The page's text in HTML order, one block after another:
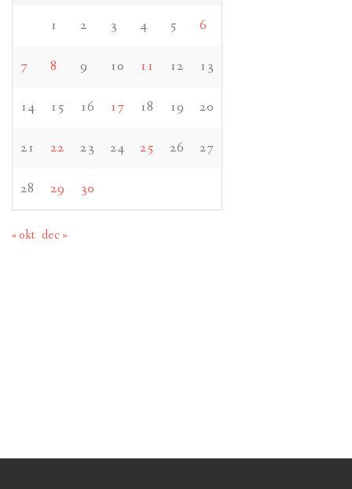
1 2 3 4 5 6
7 8 9 10 11 12 13
14 15 16 17 18 19 20
21 22 23 24 25 26 27
28 29 30
« okt dec »